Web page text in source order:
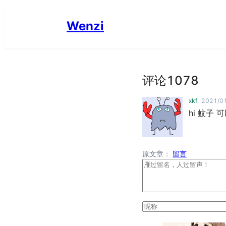
Wenzi
评论1078
xkf 2021/
hi 蚊子
原文章： 留言